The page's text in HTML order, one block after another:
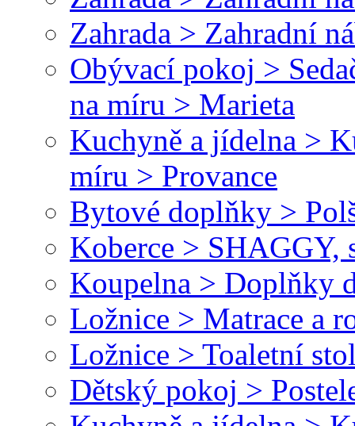
Zahrada > Zahradní
Obývací pokoj >
na míru > Marieta
Kuchyně a jídelna >
míru > Provance
Bytové doplňky >
Koberce > SHAGGY,
Koupelna > Doplňky
Ložnice > Matrace a
Ložnice > Toaletní
Dětský pokoj >